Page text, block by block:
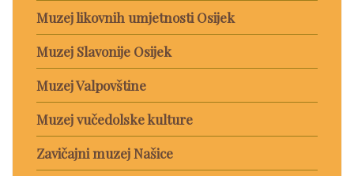
Muzej likovnih umjetnosti Osijek
Muzej Slavonije Osijek
Muzej Valpovštine
Muzej vučedolske kulture
Zavičajni muzej Našice